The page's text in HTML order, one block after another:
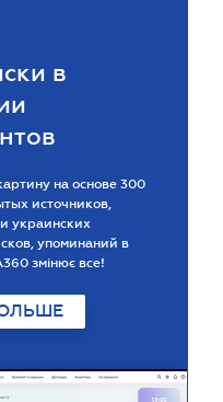
в
на основе 300
источников,
украинских
упоминаний в
змінює все!